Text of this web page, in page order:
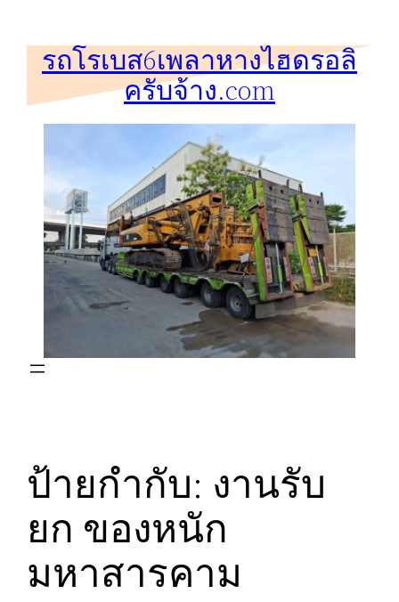
รถโรเบส6เพลาหางไฮดรอลิ
ครับจ้าง.com
ป้ายกำกับ: งานรับ
ยก ของหนัก
มหาสารคาม